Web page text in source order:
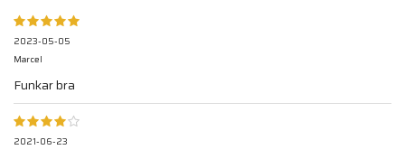
2023-05-05
Marcel
Funkar bra
2021-06-23